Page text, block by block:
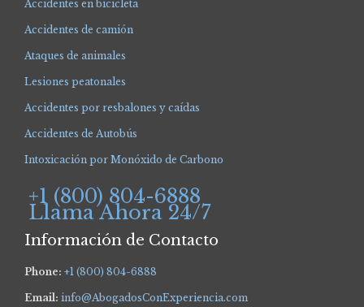
Accidentes en bicicleta
Accidentes de camión
Ataques de animales
Lesiones peatonales
Accidentes por resbalones y caídas
Accidentes de Autobús
Intoxicación por Monóxido de Carbono
+1 (800) 804-6888
Llama Ahora 24/7
Información de Contacto
Phone: +1 (800) 804-6888
Email: info@AbogadosConExperiencia.com